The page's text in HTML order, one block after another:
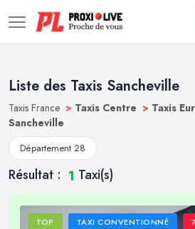
Liste des Taxis Sancheville
Taxis France > Taxis Centre > Taxis
Sancheville
Département 28
Résultat : 1 Taxi(s)
TOP TAXI CONVENTIONNÉ